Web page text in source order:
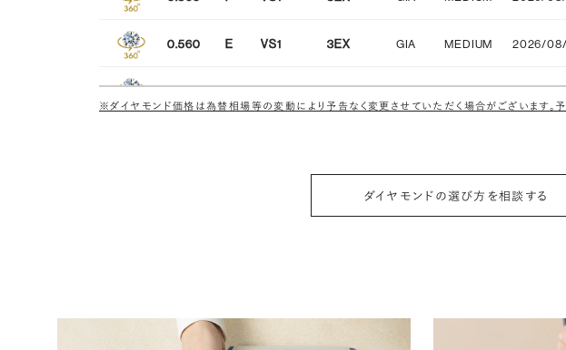
0.560 E VS1 3EX GIA MEDIUM 2026/
0.560 E VS2 3EX GIA FAINT 2026/
0.560 F 2026/
※ダイヤモンド価格は為替相場等の変動により予告なく変更させていただく場合がございます。予
ダイヤモンドの選び方を相談する